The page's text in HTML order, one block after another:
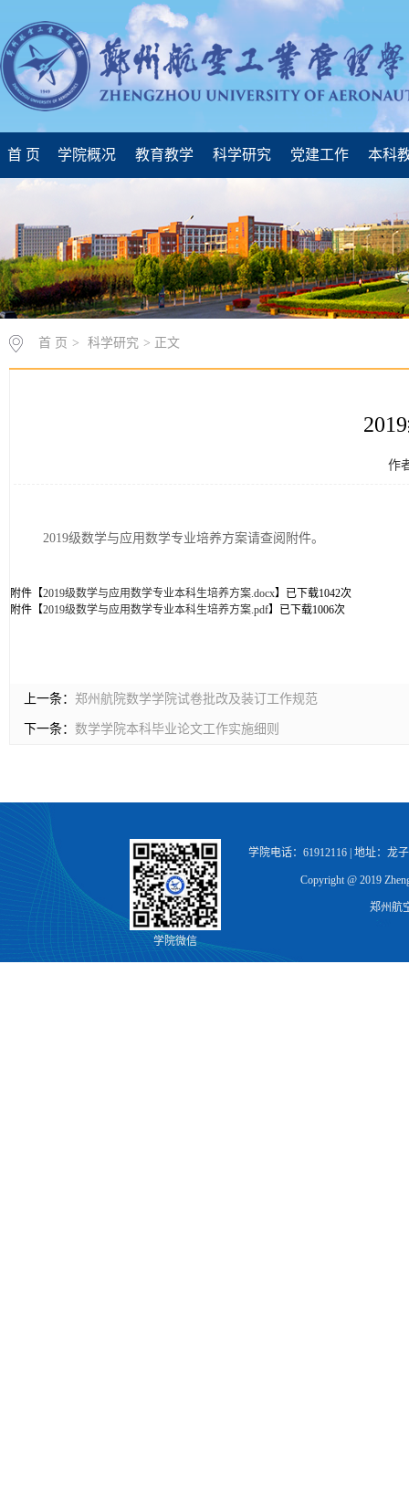
首 页 学院概况 教育教学 科学研究 党建工作 本科
首 页 > 科学研究 > 正文
作
2019级数学与应用数学专业培养方案请查阅附件。
附件【2019级数学与应用数学专业本科生培养方案.docx】已下载1042次
附件【2019级数学与应用数学专业本科生培养方案.pdf】已下载1006次
上一条： 郑州航院数学学院试卷批改及装订工作规范
下一条： 数学学院本科毕业论文工作实施细则
学院微信
学院电话：61912116 | 地址：龙
Copyright @ 2019
郑州航